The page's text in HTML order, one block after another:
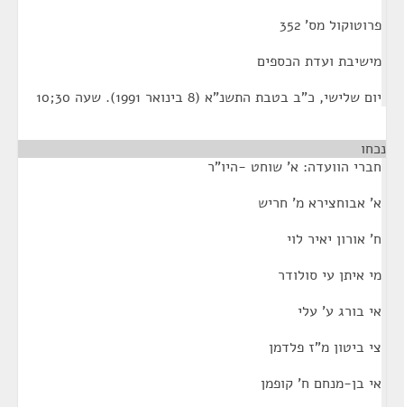
פרוטוקול מס' 352
מישיבת ועדת הכספים
יום שלישי, כ"ב בטבת התשנ"א (8 בינואר 1991). שעה 30;10
נכחו
חברי הוועדה: א' שוחט -היו"ר
א' אבוחצירא מ' חריש
ח' אורון יאיר לוי
מי איתן עי סולודר
אי בורג ע' עלי
צי ביטון מ"ז פלדמן
אי בן-מנחם ח' קופמן